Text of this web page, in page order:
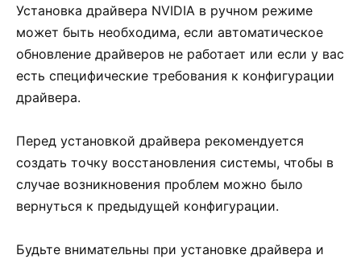
Установка драйвера NVIDIA в ручном режиме
может быть необходима, если автоматическое
обновление драйверов не работает или если у вас
есть специфические требования к конфигурации
драйвера.
Перед установкой драйвера рекомендуется
создать точку восстановления системы, чтобы в
случае возникновения проблем можно было
вернуться к предыдущей конфигурации.
Будьте внимательны при установке драйвера и